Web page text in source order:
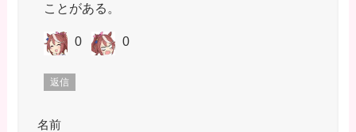
ことがある。
0 0
返信
名前